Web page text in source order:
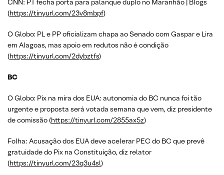
CNN: PT fecha porta para palanque duplo no Maranhão | Blogs
(https://tinyurl.com/23v8mbpf)
O Globo: PL e PP oficializam chapa ao Senado com Gaspar e Lira
em Alagoas, mas apoio em redutos não é condição
(https://tinyurl.com/2dybztfs)
BC
O Globo: Pix na mira dos EUA: autonomia do BC nunca foi tão
urgente e proposta será votada semana que vem, diz presidente
de comissão (https://tinyurl.com/2855ax5z)
Folha: Acusação dos EUA deve acelerar PEC do BC que prevê
gratuidade do Pix na Constituição, diz relator
(https://tinyurl.com/23q3u4sl)